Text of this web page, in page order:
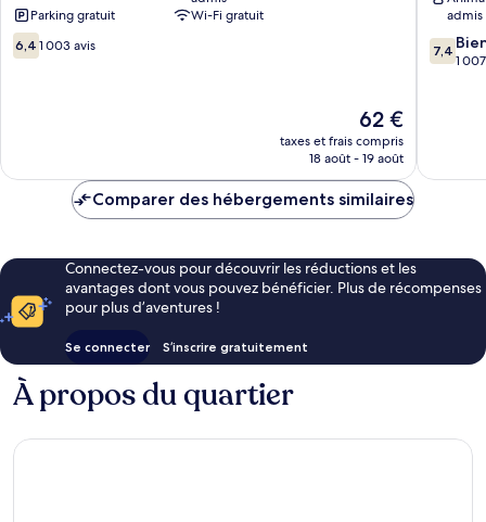
Ouest
Fayetteville
Parking gratuit
Wi-Fi gratuit
6.4
sur
6,4 1 003 avis
Le
nouveau
prix
de
62 €
taxes et frais compris
18 août - 19 août
Ouest
admis
7.4
sur
7,4
1
Comparer des hébergements similaires
Connectez-vous pour découvrir les réductions et les
avantages dont vous pouvez bénéficier. Plus de récompenses
pour plus d’aventures !
Se connecter S’inscrire gratuitement
À propos du quartier